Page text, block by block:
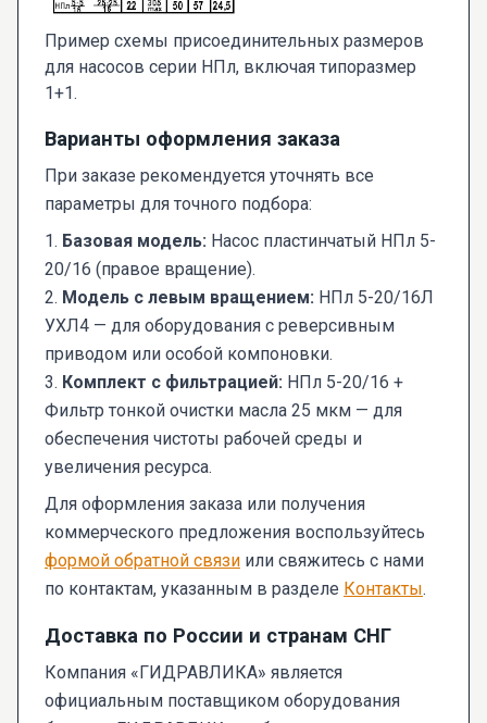
Пример схемы присоединительных размеров
для насосов серии НПл, включая типоразмер
1+1.
Варианты оформления заказа
При заказе рекомендуется уточнять все
параметры для точного подбора:
1. Базовая модель: Насос пластинчатый НПл 5-
20/16 (правое вращение).
2. Модель с левым вращением: НПл 5-20/16Л
УХЛ4 — для оборудования с реверсивным
приводом или особой компоновки.
3. Комплект с фильтрацией: НПл 5-20/16 +
Фильтр тонкой очистки масла 25 мкм — для
обеспечения чистоты рабочей среды и
увеличения ресурса.
Для оформления заказа или получения
коммерческого предложения воспользуйтесь
формой обратной связи или свяжитесь с нами
по контактам, указанным в разделе Контакты.
Доставка по России и странам СНГ
Компания «ГИДРАВЛИКА» является
официальным поставщиком оборудования